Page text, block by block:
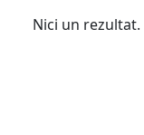
Nici un